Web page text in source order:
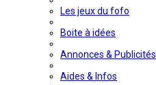
Les jeux du fofo
Boite à idées
Annonces & Publicités
Aides & Infos